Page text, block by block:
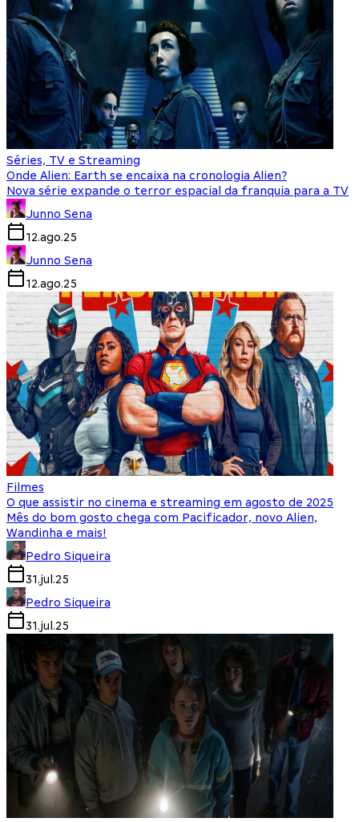
Séries, TV e Streaming
Onde Alien: Earth se encaixa na cronologia Alien?
Nova série expande o terror espacial da franquia para a TV
Junno Sena
12.ago.25
Junno Sena
12.ago.25
Filmes
O que assistir no cinema e streaming em agosto de 2025
Mês do bom gosto chega com Pacificador, novo Alien,
Wandinha e mais!
Pedro Siqueira
31.jul.25
Pedro Siqueira
31.jul.25